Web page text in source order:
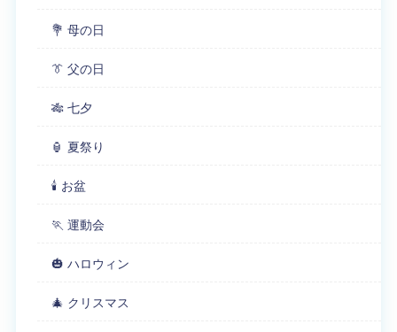
💐 母の日
👔 父の日
🎋 七夕
🏮 夏祭り
🕯 お盆
🏃 運動会
🎃 ハロウィン
🎄 クリスマス